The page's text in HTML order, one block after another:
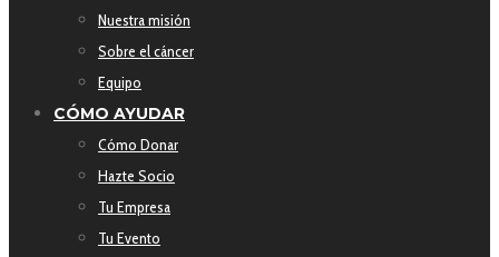
Nuestra misión
Sobre el cáncer
Equipo
CÓMO AYUDAR
Cómo Donar
Hazte Socio
Tu Empresa
Tu Evento